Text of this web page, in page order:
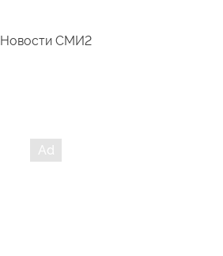
Новости СМИ2